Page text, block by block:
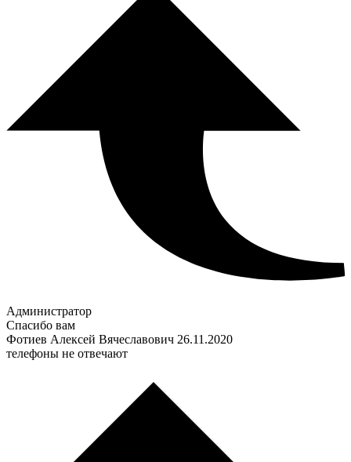
Администратор
Спасибо вам
Фотиев Алексей Вячеславович 26.11.2020
телефоны не отвечают